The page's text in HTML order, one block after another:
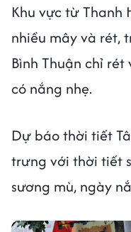
Khu vực từ Thanh
nhiều mây và rét,
Bình Thuận chỉ
có nắng nhẹ.
Dự báo thời tiết
trưng với thời tiết
sương mù, ngày